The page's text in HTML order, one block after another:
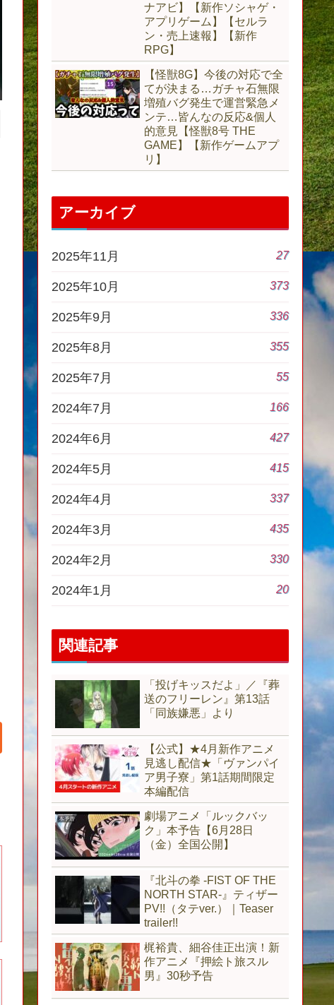
ナアビ】【新作ソシャゲ・
アプリゲーム】【セルラ
ン・売上速報】【新作
RPG】
【怪獣8G】今後の対応で全
てが決まる…ガチャ石無限
増殖バグ発生で運営緊急メ
ンテ…皆んなの反応&個人
的意見【怪獣8号 THE
GAME】【新作ゲームアプ
リ】
アーカイブ
2025年11月 27
2025年10月 373
2025年9月 336
2025年8月 355
2025年7月 55
2024年7月 166
2024年6月 427
2024年5月 415
2024年4月 337
2024年3月 435
2024年2月 330
2024年1月 20
関連記事
「投げキッスだよ」／『葬
送のフリーレン』第13話
「同族嫌悪」より
【公式】★4月新作アニメ
見逃し配信★「ヴァンパイ
ア男子寮」第1話期間限定
本編配信
劇場アニメ「ルックバッ
ク」本予告【6月28日
（金）全国公開】
『北斗の拳 -FIST OF THE
NORTH STAR-』ティザー
PV!!（タテver.）｜Teaser
trailer!!
梶裕貴、細谷佳正出演！新
作アニメ『押絵ト旅スル
男』30秒予告